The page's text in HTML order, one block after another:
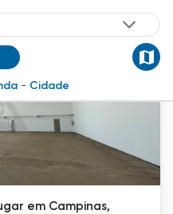
- Cidade
em Campinas,